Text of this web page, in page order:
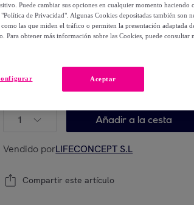
139, 95 €
-49 %
Guía de tallas
1 Añadir a la cesta
Vendido porLIFECONCEPT S.L
Compartir este artículo
Puede cambiar sus opciones en cualquier momento haciendo
de Privacidad". Algunas Cookies depositadas también son
las que miden el tráfico o permiten la presentación adaptada
Para obtener más información sobre las Cookies, puede consultar
Aceptar